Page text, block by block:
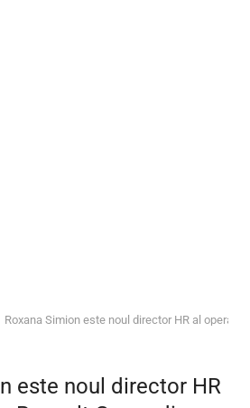
Roxana Simion este noul director HR al
este noul director HR